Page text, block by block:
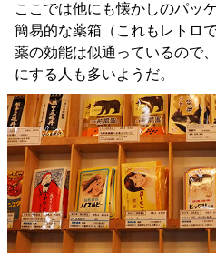
ここでは他にも懐かしのパッ
簡易的な薬箱（これもレトロ
薬の効能は似通っているので
にする人も多いようだ。